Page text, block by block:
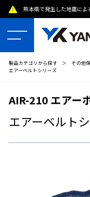
熊本県で発生した地震によ
製品カテゴリから探す ＞ その他
エアーベルトシリーズ
AIR-210 エアー
エアーベルト